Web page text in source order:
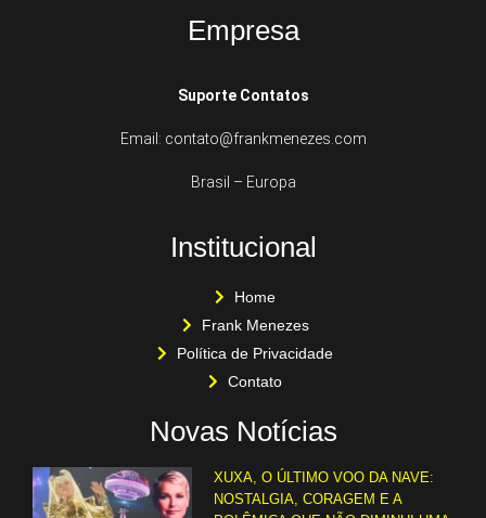
Empresa
Suporte Contatos
Email: contato@frankmenezes.com
Brasil – Europa
Institucional
Home
Frank Menezes
Política de Privacidade
Contato
Novas Notícias
XUXA, O ÚLTIMO VOO DA NAVE:
NOSTALGIA, CORAGEM E A